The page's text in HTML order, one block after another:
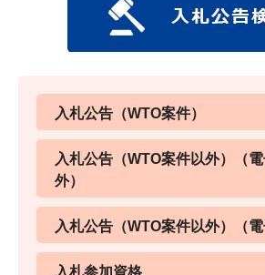
入札公告（WTO案件）
入札公告（WTO案件以外）（
外）
入札公告（WTO案件以外）（電
入札参加資格